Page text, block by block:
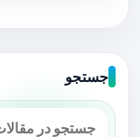
جستجو